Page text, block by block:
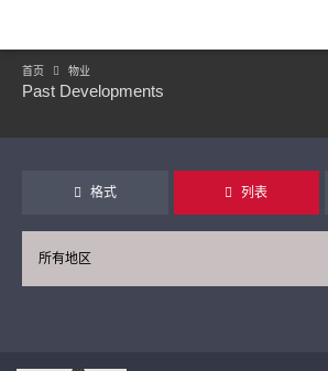
首页 物业
Past Developments
格式 列表
所有地区